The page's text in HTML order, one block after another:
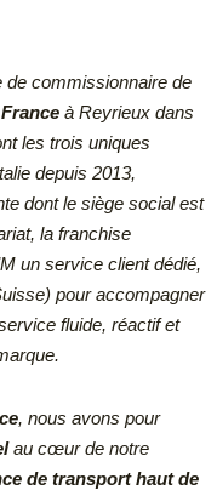
de commissionnaire de
France à Reyrieux dans
les trois uniques
depuis 2013,
dont le siège social est
la franchise
un service client dédié,
pour accompagner
fluide, réactif et
, nous avons pour
au cœur de notre
de transport haut de